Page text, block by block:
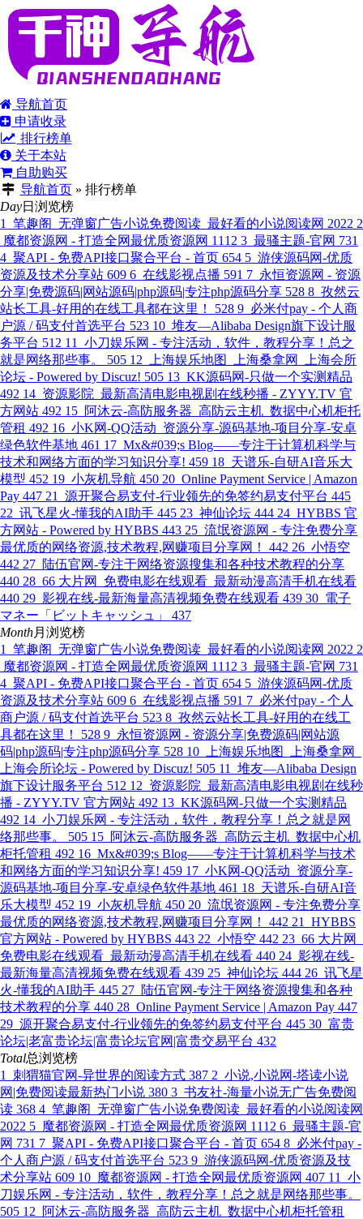
导航首页
申请收录
排行榜单
关于本站
自助购买
导航首页» 排行榜单
Day日浏览榜
1
笔趣阁_无弹窗广告小说免费阅读_最好看的小说阅读网 2022 2
魔都资源网 - 打造全网最优质资源网 1112 3 最骚主题-官网 731
4 聚API - 免费API接口聚合平台 - 首页 654 5 游侠源码网-优质
资源及技术分享站 609 6 在线影视点播 591 7 永恒资源网 - 资源
分享|免费源码|网站源码|php源码|专注php源码分享 528 8 孜然云
站长工具-好用的在线工具都在这里！
528 9 必米付pay - 个人商
户源 / 码支付首选平台 523 10 堆友—Alibaba Design旗下设计服
务平台 512 11
小刀娱乐网 - 专注活动，软件，教程分享！总之
就是网络那些事。
505 12
上海娱乐地图_上海桑拿网_上海会所
论坛 - Powered by Discuz! 505 13 KK源码网-只做一个实测精品
492 14 资源影院_最新高清电影电视剧在线秒播 - ZYYY.TV 官
方网站 492 15 阿沐云-高防服务器_高防云主机_数据中心机柜托
管租 492 16 小K网-QQ活动_资源分享-源码基地-项目分享-安卓
绿色软件基地 461 17 Mx&#039;s Blog——专注于计算机科学与
技术和网络方面的学习知识分享! 459 18 天谱乐-自研AI音乐大
模型 452 19 小灰机导航 450 20 Online Payment Service | Amazon
Pay 447 21 源开聚合易支付-行业领先的免签约易支付平台 445
22 讯飞星火-懂我的AI助手 445 23 神仙论坛 444 24 HYBBS 官
方网站 - Powered by HYBBS 443 25 流氓资源网 - 专注免费分享
最优质的网络资源,技术教程,网赚项目分享网！
442 26 小悟空
442 27 陆伍官网-专注于网络资源搜集和各种技术教程的分享
440 28 66 大片网_免费电影在线观看_最新动漫高清手机在线看
440 29 影视在线-最新海量高清视频免费在线观看 439 30 電子
マネー「ビットキャッシュ」
437
Month月浏览榜
1
笔趣阁_无弹窗广告小说免费阅读_最好看的小说阅读网 2022 2
魔都资源网 - 打造全网最优质资源网 1112 3 最骚主题-官网 731
4 聚API - 免费API接口聚合平台 - 首页 654 5 游侠源码网-优质
资源及技术分享站 609 6 在线影视点播 591 7 必米付pay - 个人
商户源 / 码支付首选平台 523 8 孜然云站长工具-好用的在线工
具都在这里！
528 9 永恒资源网 - 资源分享|免费源码|网站源
码|php源码|专注php源码分享 528 10
上海娱乐地图_上海桑拿网_
上海会所论坛 - Powered by Discuz! 505 11
堆友—Alibaba Design
旗下设计服务平台 512 12 资源影院_最新高清电影电视剧在线秒
播 - ZYYY.TV 官方网站 492 13 KK源码网-只做一个实测精品
492 14 小刀娱乐网 - 专注活动，软件，教程分享！总之就是网
络那些事。
505 15 阿沐云-高防服务器_高防云主机_数据中心机
柜托管租 492 16 Mx&#039;s Blog——专注于计算机科学与技术
和网络方面的学习知识分享! 459 17 小K网-QQ活动_资源分享-
源码基地-项目分享-安卓绿色软件基地 461 18 天谱乐-自研AI音
乐大模型 452 19 小灰机导航 450 20 流氓资源网 - 专注免费分享
最优质的网络资源,技术教程,网赚项目分享网！
442 21
HYBBS
官方网站 - Powered by HYBBS 443 22 小悟空 442 23 66 大片网_
免费电影在线观看_最新动漫高清手机在线看 440 24 影视在线-
最新海量高清视频免费在线观看 439 25 神仙论坛 444 26 讯飞星
火-懂我的AI助手 445 27 陆伍官网-专注于网络资源搜集和各种
技术教程的分享 440 28 Online Payment Service | Amazon Pay 447
29 源开聚合易支付-行业领先的免签约易支付平台 445 30 富贵
论坛|老富贵论坛|富贵论坛官网|富贵交易平台 432
Total总浏览榜
1
刺猬猫官网-异世界的阅读方式 387 2 小说,小说网-塔读小说
网|免费阅读最新热门小说 380 3 书友社-海量小说无广告免费阅
读 368 4 笔趣阁_无弹窗广告小说免费阅读_最好看的小说阅读网
2022 5 魔都资源网 - 打造全网最优质资源网 1112 6 最骚主题-官
网 731 7 聚API - 免费API接口聚合平台 - 首页 654 8 必米付pay -
个人商户源 / 码支付首选平台 523 9 游侠源码网-优质资源及技
术分享站 609 10 魔都资源网 - 打造全网最优质资源网 407 11
小
刀娱乐网 - 专注活动，软件，教程分享！总之就是网络那些事。
505 12
阿沐云-高防服务器_高防云主机_数据中心机柜托管租